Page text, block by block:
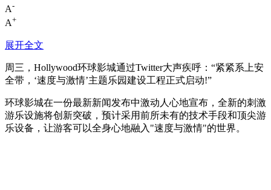
A-
A+
展开全文
周三，Hollywood环球影城通过Twitter大声疾呼：“紧紧系上安
全带，‘速度与激情’主题乐园建设工程正式启动!”
环球影城在一份最新新闻发布中激动人心地宣布，全新的刺激
游乐设施将创新突破，预计采用前所未有的技术手段和顶尖游
乐设备，让游客可以全身心地融入"速度与激情"的世界。